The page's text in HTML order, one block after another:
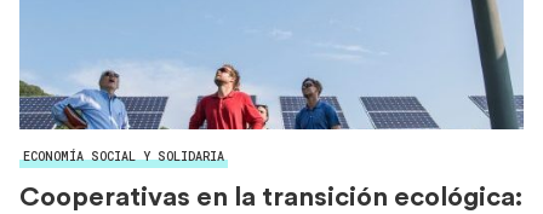
ECONOMÍA SOCIAL Y SOLIDARIA
Cooperativas en la transición ecológica: